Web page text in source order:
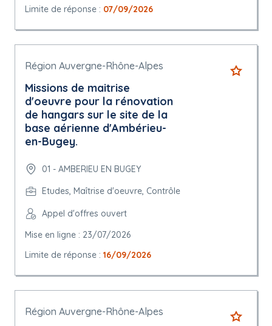
Limite de réponse : 07/09/2026
Région Auvergne-Rhône-Alpes
Missions de maitrise
d'oeuvre pour la rénovation
de hangars sur le site de la
base aérienne d'Ambérieu-
en-Bugey.
01 - AMBERIEU EN BUGEY
Etudes, Maîtrise d'oeuvre, Contrôle
Appel d'offres ouvert
Mise en ligne : 23/07/2026
Limite de réponse : 16/09/2026
Région Auvergne-Rhône-Alpes